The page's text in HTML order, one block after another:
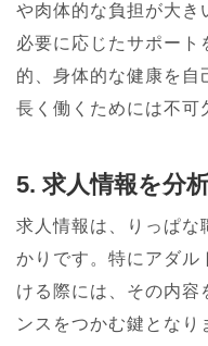
や肉体的な負担が大き
必要に応じたサポート
的、身体的な健康を自
長く働くためには不可
5. 求人情報を分
求人情報は、りっぱな
かりです。特にアダル
ける際には、その内容
ンスをつかむ鍵となり